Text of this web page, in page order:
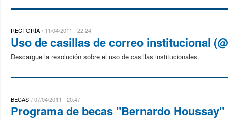
RECTORÍA 11/04/2011 - 22:24
Uso de casillas de correo institucional
Descargue la resolución sobre el uso de casillas institucionales.
BECAS 07/04/2011 - 20:47
Programa de becas "Bernardo Houssay"